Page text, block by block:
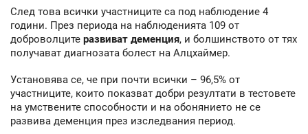
След това всички участниците са под наблюдение 4
години. През периода на наблюденията 109 от
доброволците развиват деменция, и болшинството от тях
получават диагнозата болест на Алцхаймер.
Установява се, че при почти всички – 96,5% от
участниците, които показват добри резултати в тестовете
на умствените способности и на обонянието не се
развива деменция през изследвания период.